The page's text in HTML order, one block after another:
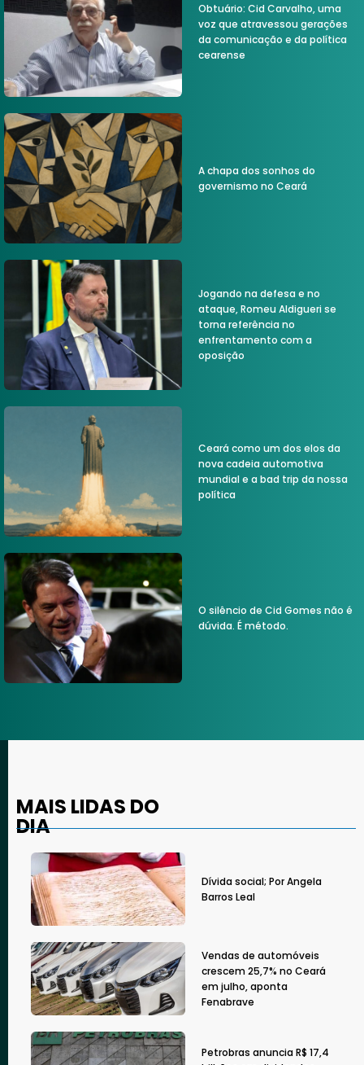
Obtuário: Cid Carvalho, uma
voz que atravessou gerações
da comunicação e da política
cearense
A chapa dos sonhos do
governismo no Ceará
Jogando na defesa e no
ataque, Romeu Aldigueri se
torna referência no
enfrentamento com a
oposição
Ceará como um dos elos da
nova cadeia automotiva
mundial e a bad trip da nossa
política
O silêncio de Cid Gomes não é
dúvida. É método.
MAIS LIDAS DO
DIA
Dívida social; Por Angela
Barros Leal
Vendas de automóveis
crescem 25,7% no Ceará
em julho, aponta
Fenabrave
Petrobras anuncia R$ 17,4